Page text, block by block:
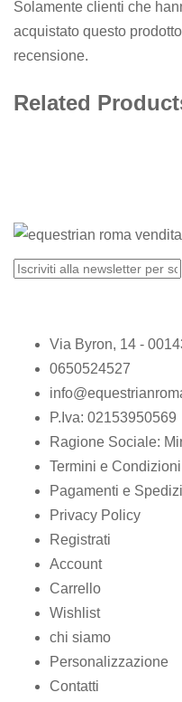
Solamente clienti che
acquistato questo
recensione.
Related
Via Byron, 14 -
0650524527
P.Iva: 02153950569
Ragione Sociale:
Termini e Condizioni
Pagamenti e
Privacy Policy
Registrati
Account
Carrello
Wishlist
chi siamo
Personalizzazione
Contatti